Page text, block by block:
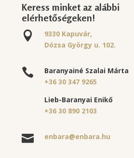
Keress minket az alábbi
elérhetőségeken!

9330 Kapuvár,
Dózsa György u. 102.

Baranyainé Szalai Márta
+36 30 347 9265
Lieb-Baranyai Enikő
+36 30 890 2103
 enbara@enbara.hu